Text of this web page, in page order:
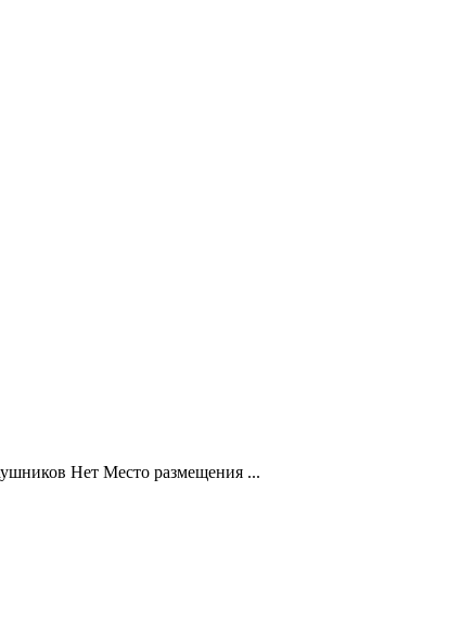
Нет Место размещения ...